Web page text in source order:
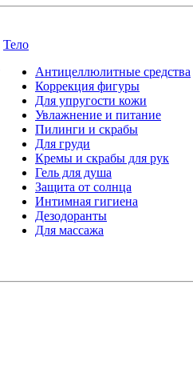
Тело
Антицеллюлитные средства
Коррекция фигуры
Для упругости кожи
Увлажнение и питание
Пилинги и скрабы
Для груди
Кремы и скрабы для рук
Гель для душа
Защита от солнца
Интимная гигиена
Дезодоранты
Для массажа